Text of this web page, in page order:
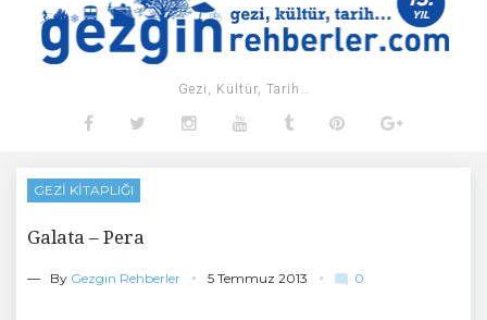
Gezi, Kültür, Tarih…
GEZI KITAPLIĞI
Galata – Pera
— By Gezgin Rehberler 5 Temmuz 2013 mode_comment 0